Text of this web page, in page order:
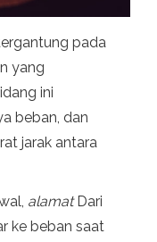
pada
yang
ini
beban, dan
jarak antara
alamatDari
ke beban saat